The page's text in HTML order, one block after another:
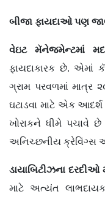
બીજા ફાયદાઓ પણ
વેઇટ મૅનેજમેન્ટમાં
ફાયદાકારક છે. એમાં
ગ્રામ પરવળમાં
ઘટાડવા માટે એક
ખોરાકને ધીમે પચાવે
અનિચ્છનીય ક્રેવિંગ્સ
ડાયાબિટીઝના દરદીઓ
માટે અત્યંત